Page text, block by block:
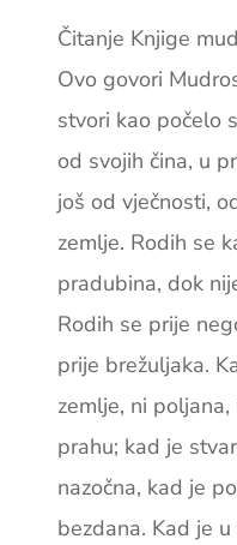
Čitanje Knjige
Ovo govori
stvori kao počelo
od svojih čina, u
još od vječnosti,
zemlje. Rodih se
pradubina, dok
Rodih se prije
prije brežuljaka.
zemlje, ni
prahu; kad je
nazočna, kad je
bezdana. Kad je